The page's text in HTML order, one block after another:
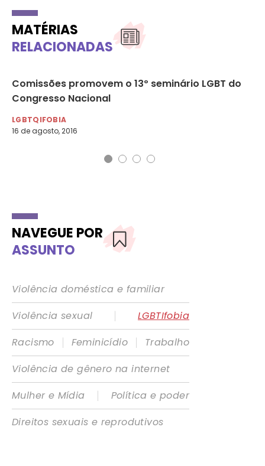
MATÉRIAS
RELACIONADAS
Comissões promovem o 13º seminário LGBT do
Congresso Nacional
LGBTQIFOBIA
16 de agosto, 2016
NAVEGUE POR
ASSUNTO
Violência doméstica e familiar
Violência sexual
|
LGBTIfobia
Racismo
| Feminicídio |
Trabalho
Violência de gênero na internet
Mulher e Mídia
|
Política e poder
Direitos sexuais e reprodutivos